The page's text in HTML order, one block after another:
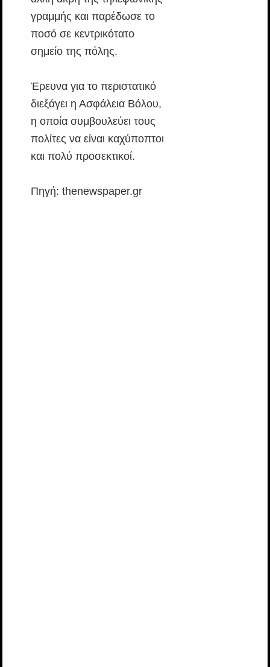
γραμμής και παρέδωσε το
ποσό σε κεντρικότατο
σημείο της πόλης.
Έρευνα για το περιστατικό
διεξάγει η Ασφάλεια Βόλου,
η οποία συμβουλεύει τους
πολίτες να είναι καχύποπτοι
και πολύ προσεκτικοί.
Πηγή: thenewspaper.gr